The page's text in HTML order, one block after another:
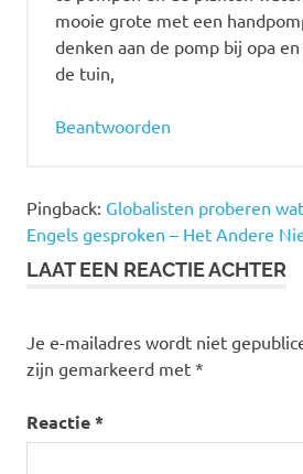
mooie grote met een
denken aan de pomp bij opa
de tuin,
Beantwoorden
Pingback: Globalisten proberen
Engels gesproken – Het Andere
LAAT EEN REACTIE ACHTER
Je e-mailadres wordt niet
zijn gemarkeerd met *
Reactie*